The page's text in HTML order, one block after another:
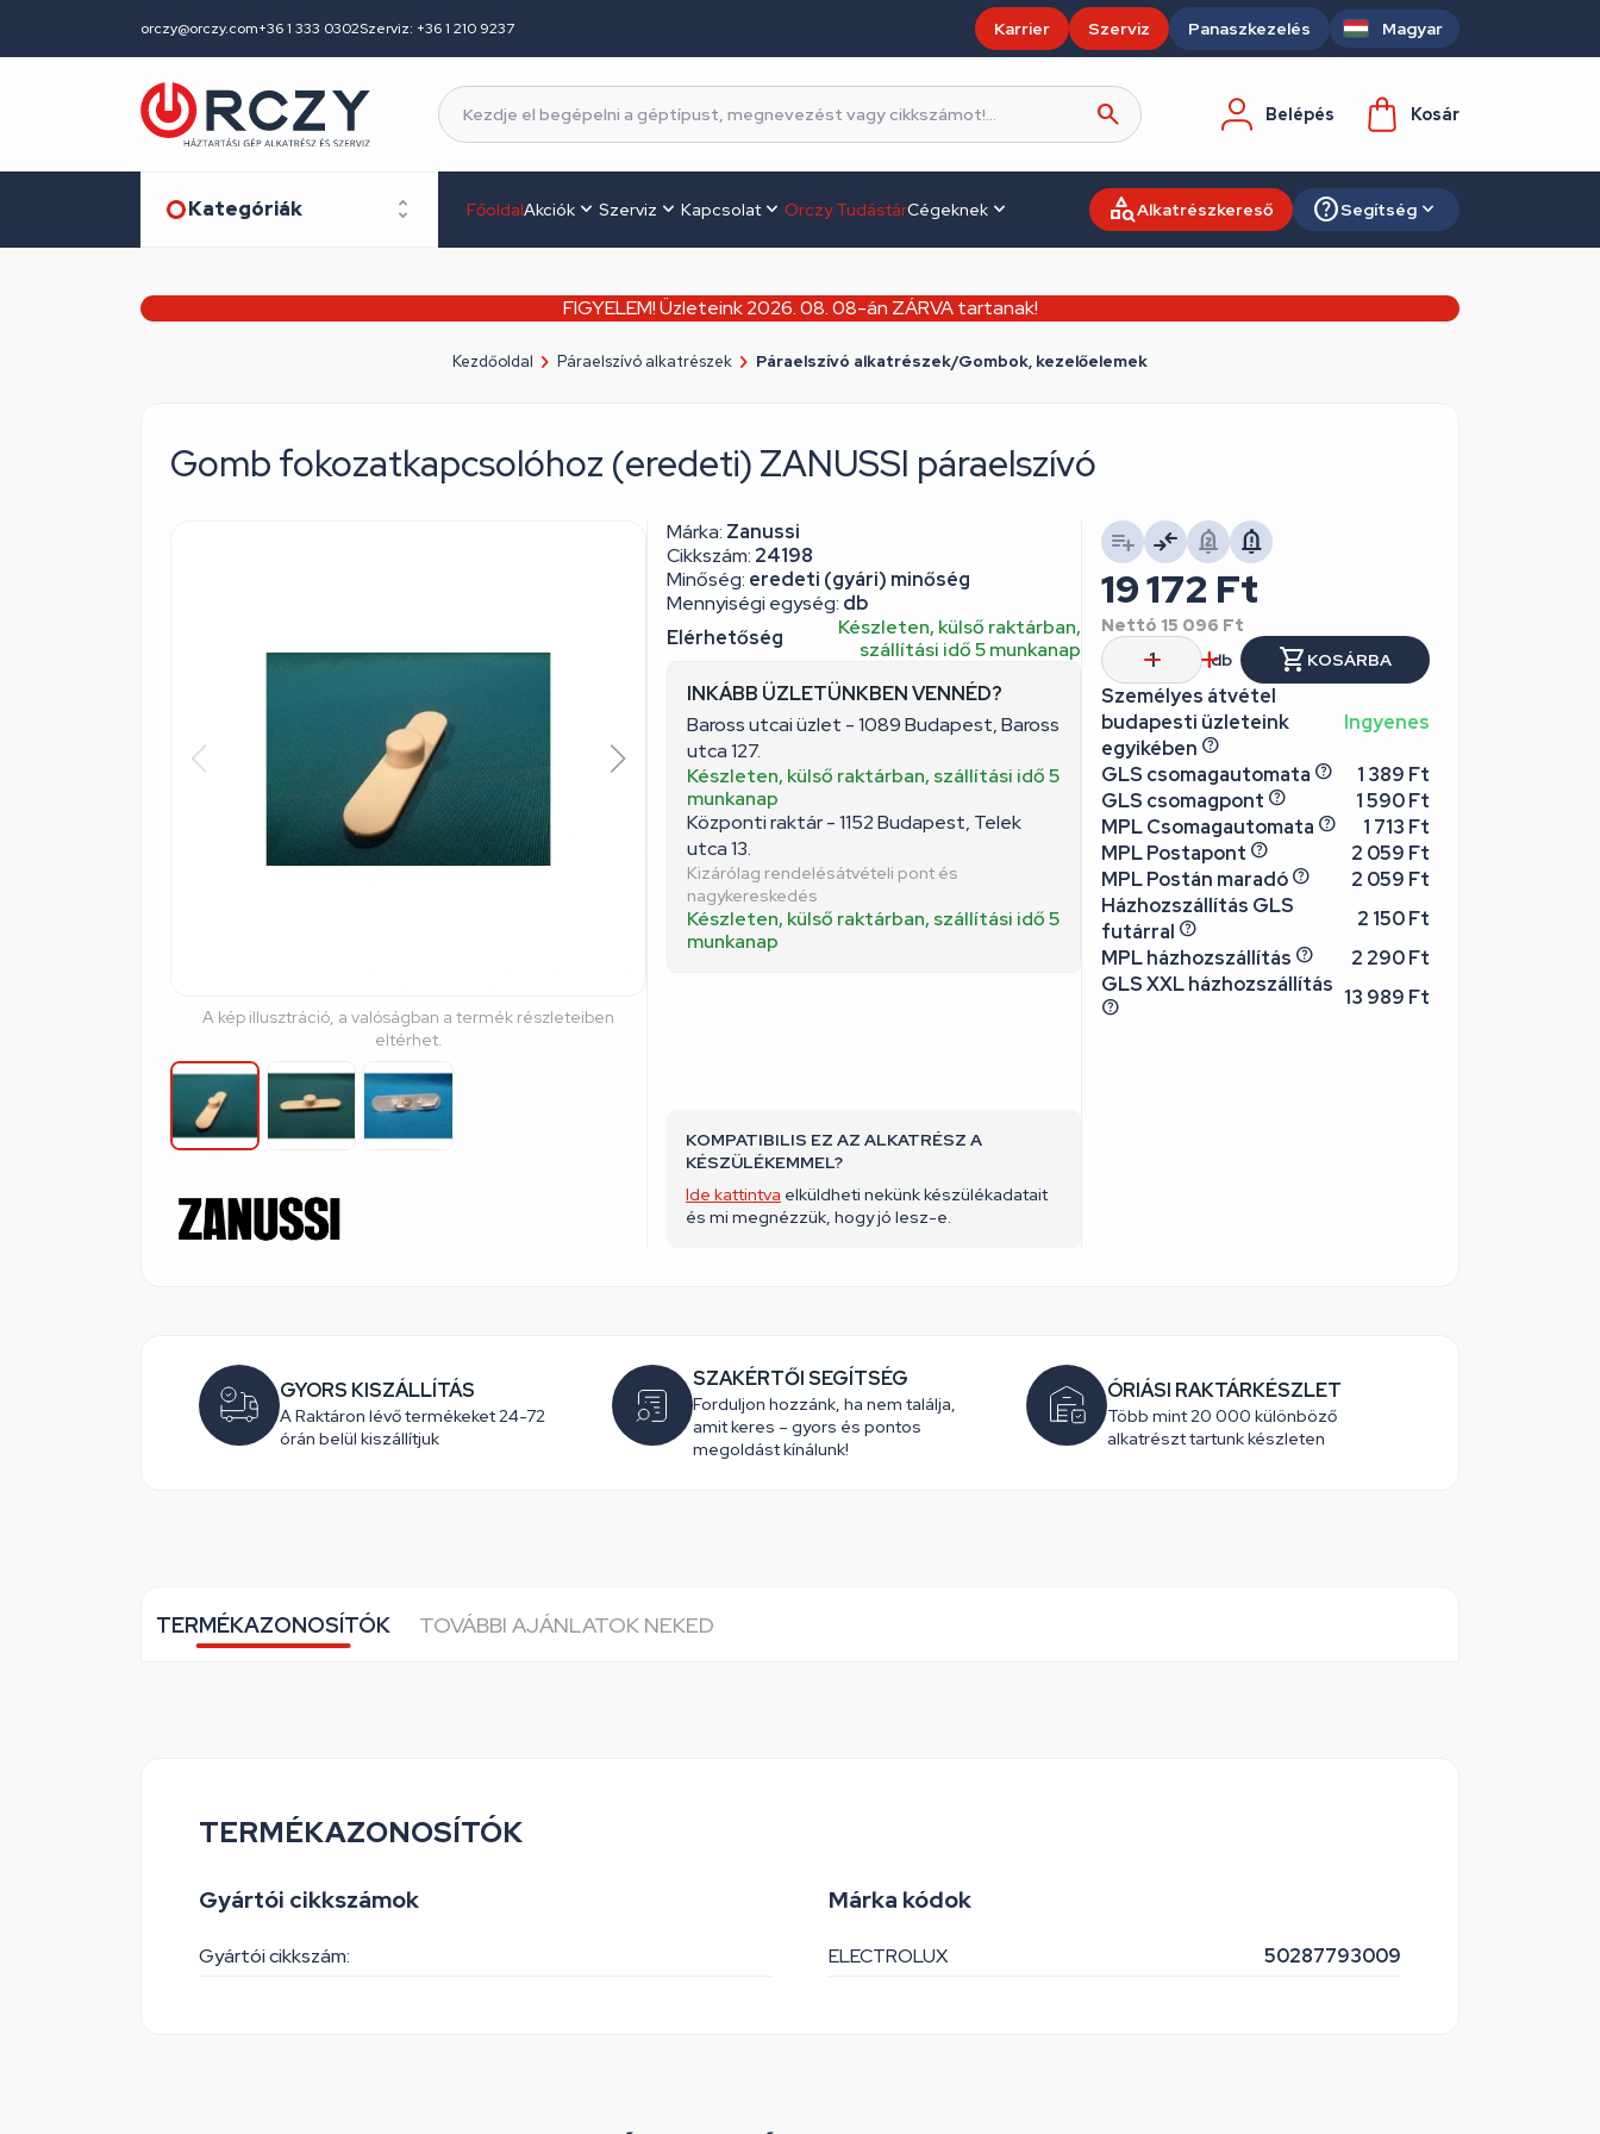
orczy@orczy.com+36 1 333 0302Szerviz: +36 1 210 9237 Karrier Szerviz Panaszkezelés Magyar
Belépés Kosár
Kategóriák FőoldalAkciók Szerviz Kapcsolat Orczy TudástárCégeknek Alkatrészkereső Segítség
FIGYELEM! Üzleteink 2026. 08. 08-án ZÁRVA tartanak!
Kezdőoldal Páraelszívó alkatrészek Páraelszívó alkatrészek/Gombok, kezelőelemek
Gomb fokozatkapcsolóhoz (eredeti) ZANUSSI páraelszívó
A kép illusztráció, a valóságban a termék részleteiben
eltérhet.
Márka: Zanussi
Cikkszám: 24198
Minőség: eredeti (gyári) minőség
Mennyiségi egység: db
Elérhetőség
Készleten, külső raktárban,
szállítási idő 5 munkanap
INKÁBB ÜZLETÜNKBEN VENNÉD?
Baross utcai üzlet - 1089 Budapest, Baross
utca 127.
Készleten, külső raktárban, szállítási idő 5
munkanap
Központi raktár - 1152 Budapest, Telek
utca 13.
Kizárólag rendelésátvételi pont és
nagykereskedés
Készleten, külső raktárban, szállítási idő 5
munkanap
KOMPATIBILIS EZ AZ ALKATRÉSZ A
KÉSZÜLÉKEMMEL?
Ide kattintva elküldheti nekünk készülékadatait
és mi megnézzük, hogy jó lesz-e.
19 172 Ft
Nettó 15 096 Ft
db
KOSÁRBA
Személyes átvétel
budapesti üzleteink
egyikében
Ingyenes
GLS csomagautomata
1 389 Ft
GLS csomagpont
1 590 Ft
MPL Csomagautomata
1 713 Ft
MPL Postapont
2 059 Ft
MPL Postán maradó
2 059 Ft
Házhozszállítás GLS
futárral
2 150 Ft
MPL házhozszállítás
2 290 Ft
GLS XXL házhozszállítás
13 989 Ft
GYORS KISZÁLLÍTÁS
A Raktáron lévő termékeket 24-72
órán belül kiszállítjuk
SZAKÉRTŐI SEGÍTSÉG
Forduljon hozzánk, ha nem találja,
amit keres – gyors és pontos
megoldást kínálunk!
ÓRIÁSI RAKTÁRKÉSZLET
Több mint 20 000 különböző
alkatrészt tartunk készleten
TERMÉKAZONOSÍTÓK TOVÁBBI AJÁNLATOK NEKED
TERMÉKAZONOSÍTÓK
Gyártói cikkszámok
Gyártói cikkszám:
Márka kódok
ELECTROLUX 50287793009